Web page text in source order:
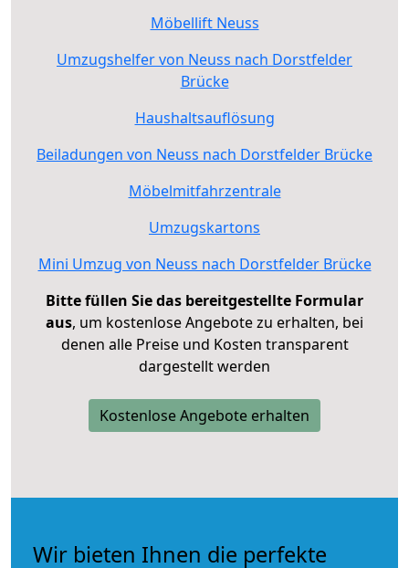
Möbellift Neuss
Umzugshelfer von Neuss nach Dorstfelder
Brücke
Haushaltsauflösung
Beiladungen von Neuss nach Dorstfelder Brücke
Möbelmitfahrzentrale
Umzugskartons
Mini Umzug von Neuss nach Dorstfelder Brücke
Bitte füllen Sie das bereitgestellte Formular
aus, um kostenlose Angebote zu erhalten, bei
denen alle Preise und Kosten transparent
dargestellt werden
Kostenlose Angebote erhalten
Wir bieten Ihnen die perfekte